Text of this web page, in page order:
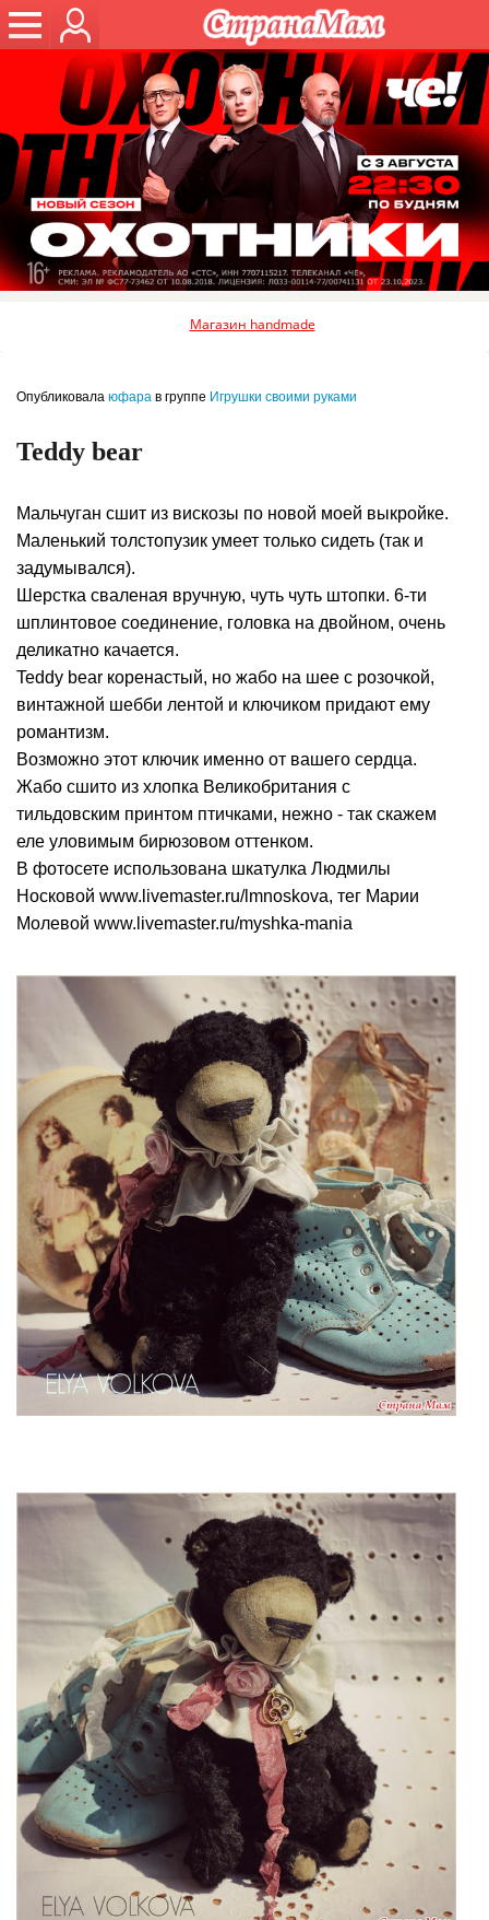
Магазин handmade
Опубликовала юфара в группе Игрушки своими руками
Teddy bear
Мальчуган сшит из вискозы по новой моей выкройке.
Маленький толстопузик умеет только сидеть (так и
задумывался).
Шерстка сваленая вручную, чуть чуть штопки. 6-ти
шплинтовое соединение, головка на двойном, очень
деликатно качается.
Teddy bear коренастый, но жабо на шее с розочкой,
винтажной шебби лентой и ключиком придают ему
романтизм.
Возможно этот ключик именно от вашего сердца.
Жабо сшито из хлопка Великобритания с
тильдовским принтом птичками, нежно - так скажем
еле уловимым бирюзовом оттенком.
В фотосете использована шкатулка Людмилы
Носковой www.livemaster.ru/lmnoskova, тег Марии
Молевой www.livemaster.ru/myshka-mania